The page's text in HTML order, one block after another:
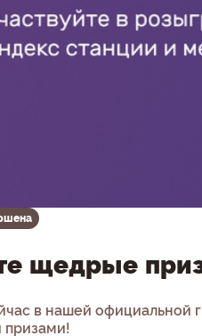
щедрые
в нашей официальной
призами!